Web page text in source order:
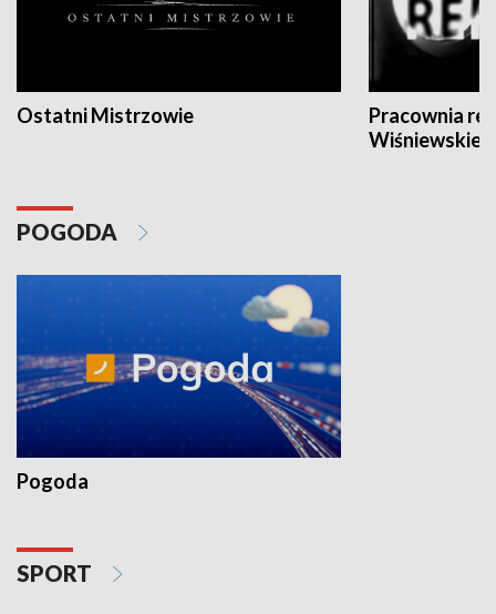
Ostatni Mistrzowie
Pracownia
POGODA
Pogoda
SPORT